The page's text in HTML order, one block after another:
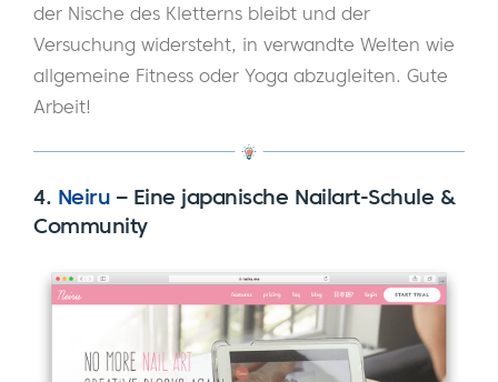
der Nische des Kletterns bleibt und der
Versuchung widersteht, in verwandte Welten wie
allgemeine Fitness oder Yoga abzugleiten. Gute
Arbeit!
4. Neiru – Eine japanische Nailart-Schule &
Community